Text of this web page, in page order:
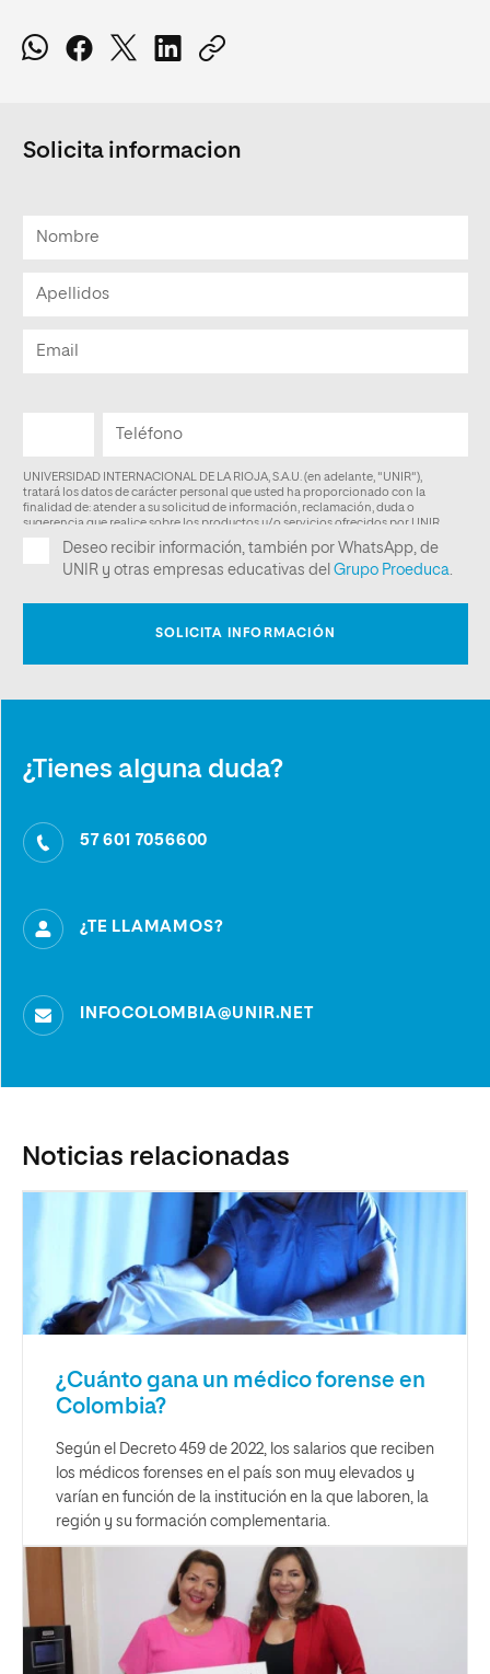
Solicita informacion
¿Tienes alguna duda?
57 601 7056600
¿TE LLAMAMOS?
INFOCOLOMBIA@UNIR.NET
Noticias relacionadas
¿Cuánto gana un médico forense en
Colombia?
Según el Decreto 459 de 2022, los salarios que reciben
los médicos forenses en el país son muy elevados y
varían en función de la institución en la que laboren, la
región y su formación complementaria.